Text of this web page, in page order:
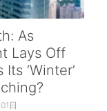
As
Lays Off
‘Winter’
日